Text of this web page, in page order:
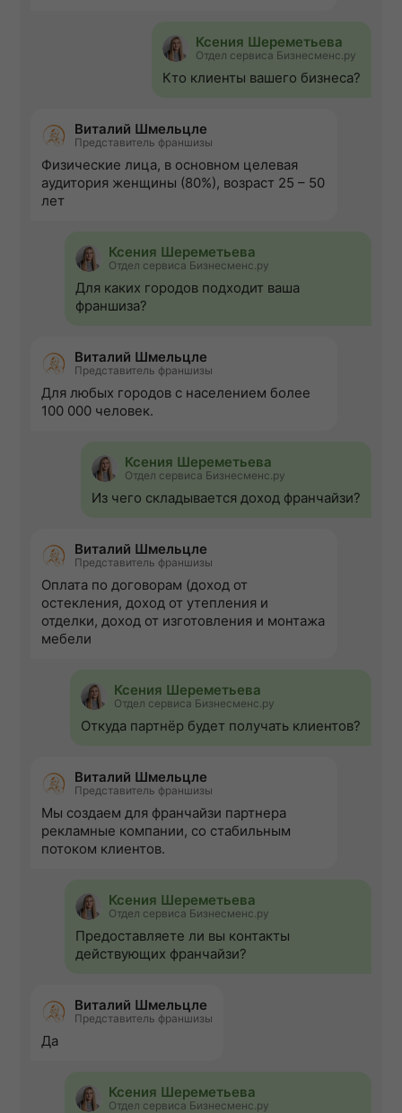
Ксения Шереметьева
Отдел сервиса Бизнесменс.ру
Кто клиенты вашего бизнеса?
Виталий Шмельцле
Представитель франшизы
Физические лица, в основном целевая
аудитория женщины (80%), возраст 25 – 50
лет
Ксения Шереметьева
Отдел сервиса Бизнесменс.ру
Для каких городов подходит ваша
франшиза?
Виталий Шмельцле
Представитель франшизы
Для любых городов с населением более
100 000 человек.
Ксения Шереметьева
Отдел сервиса Бизнесменс.ру
Из чего складывается доход франчайзи?
Виталий Шмельцле
Представитель франшизы
Оплата по договорам (доход от
остекления, доход от утепления и
отделки, доход от изготовления и монтажа
мебели
Ксения Шереметьева
Отдел сервиса Бизнесменс.ру
Откуда партнёр будет получать клиентов?
Виталий Шмельцле
Представитель франшизы
Мы создаем для франчайзи партнера
рекламные компании, со стабильным
потоком клиентов.
Ксения Шереметьева
Отдел сервиса Бизнесменс.ру
Предоставляете ли вы контакты
действующих франчайзи?
Виталий Шмельцле
Представитель франшизы
Да
Ксения Шереметьева
Отдел сервиса Бизнесменс.ру